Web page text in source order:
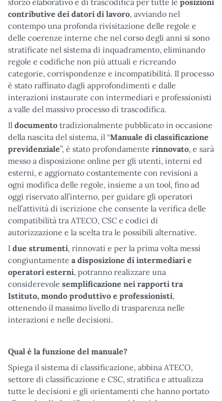
contributive dei datori di lavoro, avviando nel
contempo una profonda rivisitazione delle regole e
delle coerenze interne che nel corso degli anni si sono
stratificate nel sistema di inquadramento, eliminando
regole e codifiche non più attuali e ricreando
categorie, corrispondenze e incompatibilità. Il processo
è stato raffinato dagli approfondimenti e dalle
interazioni instaurate con intermediari e professionisti
a valle del massivo processo di trascodifica.
Il documento tradizionalmente pubblicato in occasione
della nascita del sistema, il “Manuale di classificazione
previdenziale”, è stato profondamente rinnovato, e sarà
messo a disposizione online per gli utenti, interni ed
esterni, e aggiornato costantemente con revisioni a
ogni modifica delle regole, insieme a un tool, fino ad
oggi riservato all’interno, per guidare gli operatori
nell’attività di iscrizione che consente la verifica delle
compatibilità tra ATECO, CSC e codici di
autorizzazione e la scelta tra le possibili alternative.
I due strumenti, rinnovati e per la prima volta messi
congiuntamente a disposizione di intermediari e
operatori esterni, potranno realizzare una
considerevole semplificazione nei rapporti tra
Istituto, mondo produttivo e professionisti,
ottenendo il massimo livello di trasparenza nelle
interazioni e nelle decisioni.
Qual è la funzione del manuale?
Spiega il sistema di classificazione, abbina ATECO,
settore di classificazione e CSC, stratifica e attualizza
tutte le decisioni e gli orientamenti che hanno portato